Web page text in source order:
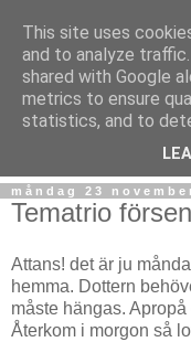
måndag 23
Tematrio
Attans! det är ju
hemma. Dottern
måste hängas.
Återkom i morgon så
This site uses
and to analyze
shared with Google
metrics to ensure
statistics, and to